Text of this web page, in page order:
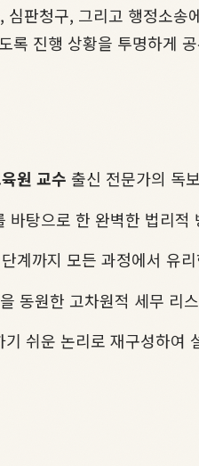
판청구, 그리고 행정소송
록 진행 상황을 투명하게
원 교수 출신 전문가의 독
바탕으로 한 완벽한 법리적
단계까지 모든 과정에서 유
동원한 고차원적 세무 리
쉬운 논리로 재구성하여